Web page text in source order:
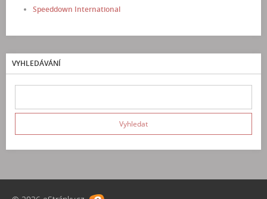
Speeddown International
VYHLEDÁVÁNÍ